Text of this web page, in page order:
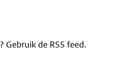
Gebruik de RSS feed.